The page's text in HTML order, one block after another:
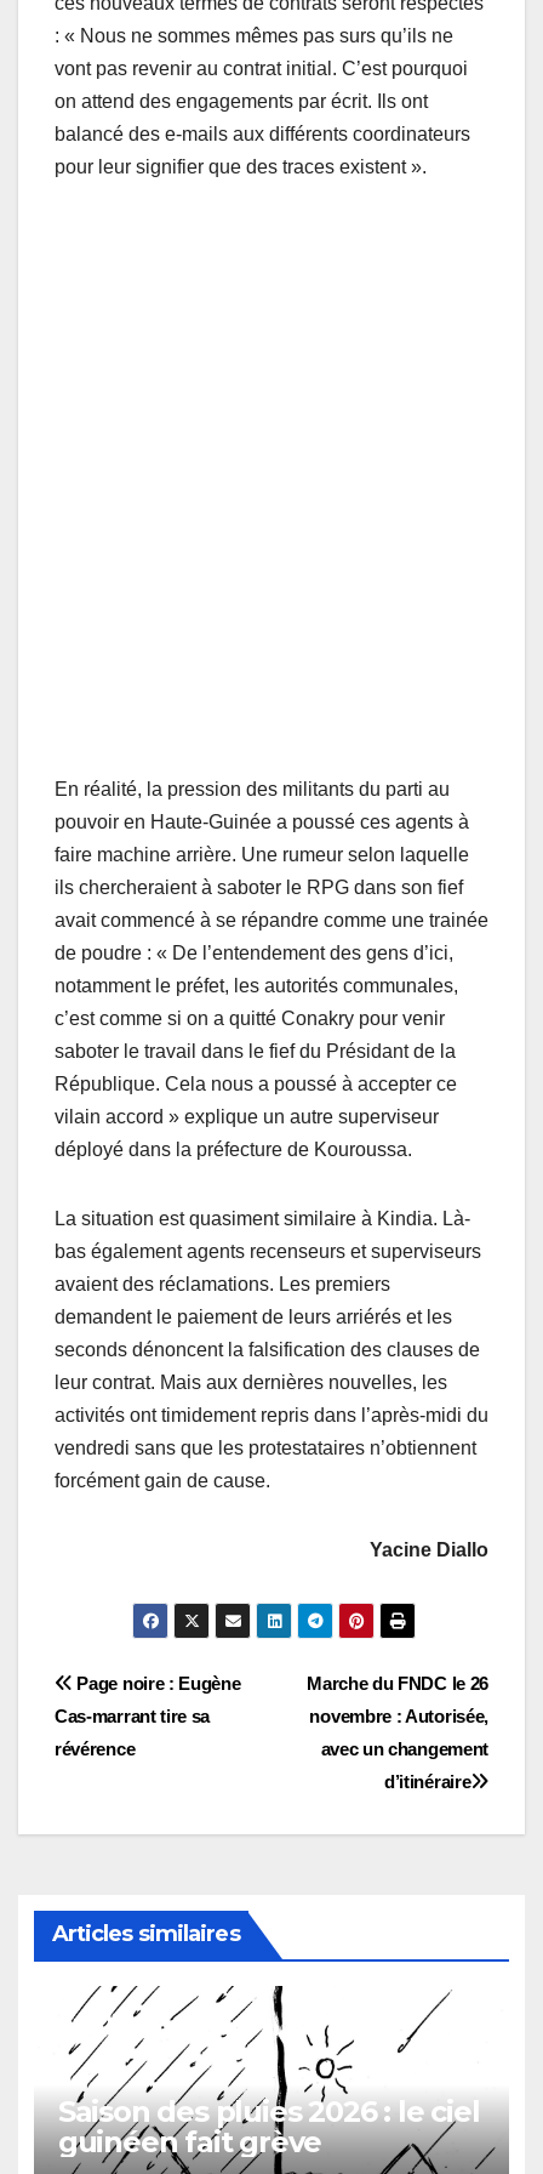
: « Nous ne sommes mêmes pas surs qu’ils ne
vont pas revenir au contrat initial. C’est pourquoi
on attend des engagements par écrit. Ils ont
balancé des e-mails aux différents coordinateurs
pour leur signifier que des traces existent ».
En réalité, la pression des militants du parti au
pouvoir en Haute-Guinée a poussé ces agents à
faire machine arrière. Une rumeur selon laquelle
ils chercheraient à saboter le RPG dans son fief
avait commencé à se répandre comme une trainée
de poudre : « De l’entendement des gens d’ici,
notamment le préfet, les autorités communales,
c’est comme si on a quitté Conakry pour venir
saboter le travail dans le fief du Présidant de la
République. Cela nous a poussé à accepter ce
vilain accord » explique un autre superviseur
déployé dans la préfecture de Kouroussa.
La situation est quasiment similaire à Kindia. Là-
bas également agents recenseurs et superviseurs
avaient des réclamations. Les premiers
demandent le paiement de leurs arriérés et les
seconds dénoncent la falsification des clauses de
leur contrat. Mais aux dernières nouvelles, les
activités ont timidement repris dans l’après-midi du
vendredi sans que les protestataires n’obtiennent
forcément gain de cause.
Yacine Diallo
Navigation
de
Marche du FNDC le 26
novembre : Autorisée,
avec un changement
d’itinéraire
Page noire : Eugène
Cas-marrant tire sa
révérence
Articles similaires
Saison des pluies 2026 : le ciel
guinéen fait grève